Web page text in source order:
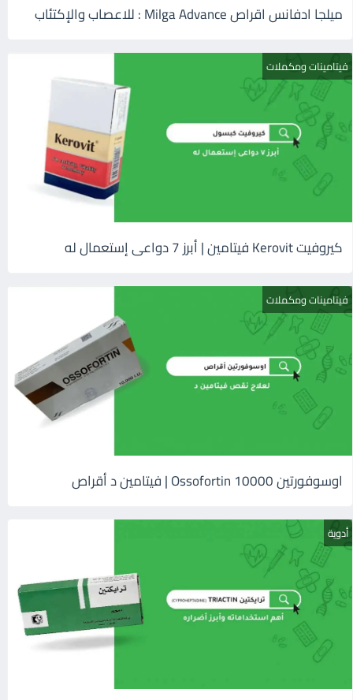
ميلجا ادفانس اقراص Milga Advance : للاعصاب والإكتئاب
فيتامينات ومكملات
كيروفيت Kerovit فيتامين | أبرز 7 دواعى إستعمال له
فيتامينات ومكملات
اوسوفورتين 10000 Ossofortin | فيتامين د أقراص
أدوية